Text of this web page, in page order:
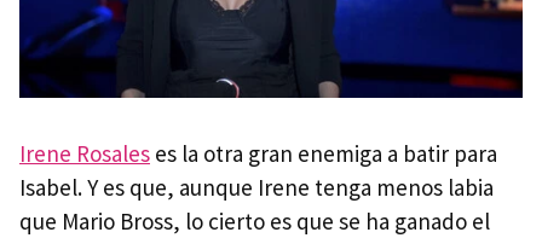
Irene Rosales es la otra gran enemiga a batir para
Isabel. Y es que, aunque Irene tenga menos labia
que Mario Bross, lo cierto es que se ha ganado el